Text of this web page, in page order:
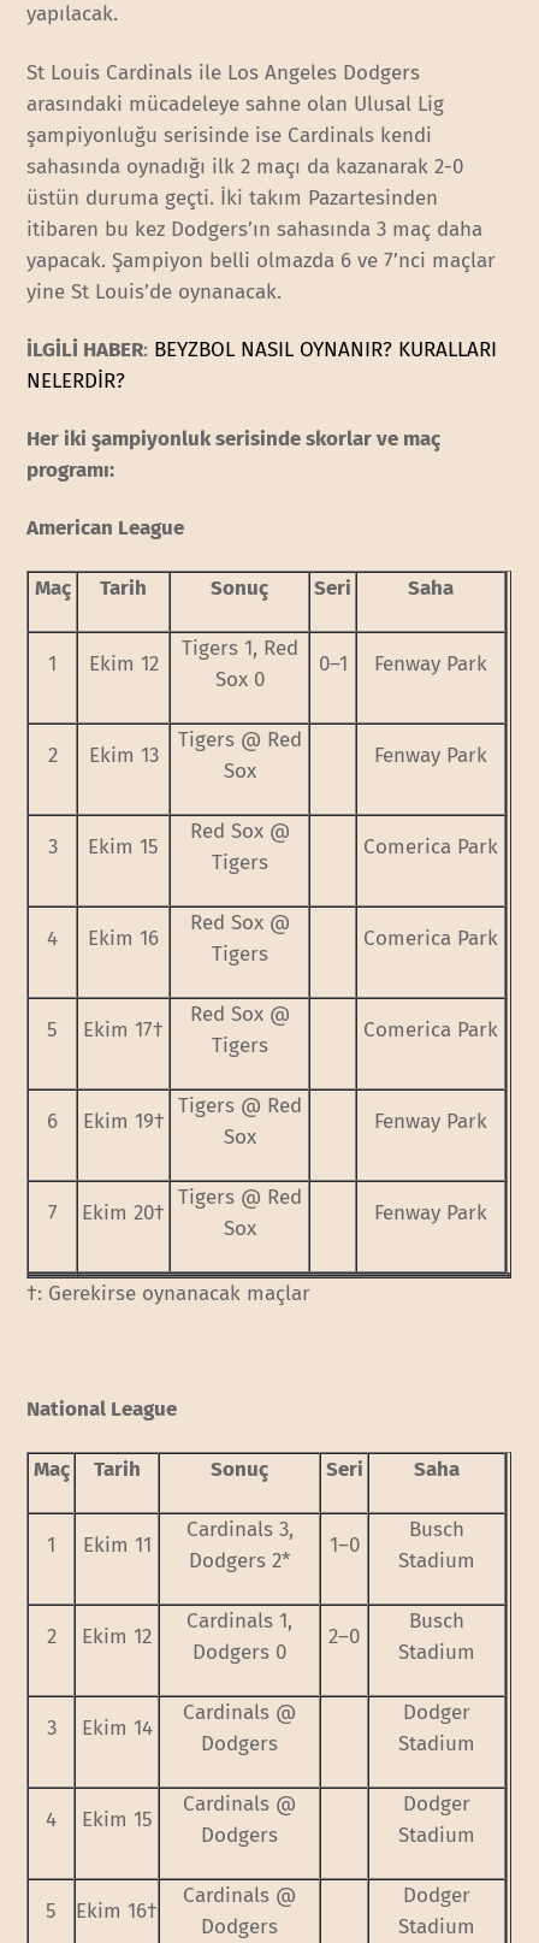
yapılacak.
St Louis Cardinals ile Los Angeles Dodgers
arasındaki mücadeleye sahne olan Ulusal Lig
şampiyonluğu serisinde ise Cardinals kendi
sahasında oynadığı ilk 2 maçı da kazanarak 2-0
üstün duruma geçti. İki takım Pazartesinden
itibaren bu kez Dodgers’ın sahasında 3 maç daha
yapacak. Şampiyon belli olmazda 6 ve 7’nci maçlar
yine St Louis’de oynanacak.
İLGİLİ HABER: BEYZBOL NASIL OYNANIR? KURALLARI
NELERDİR?
Her iki şampiyonluk serisinde skorlar ve maç
programı:
American League
Maç Tarih Sonuç Seri Saha
1 Ekim 12
Tigers 1, Red
Sox 0
0–1 Fenway Park
2 Ekim 13
Tigers @ Red
Sox
Fenway Park
3 Ekim 15
Red Sox @
Tigers
Comerica Park
4 Ekim 16
Red Sox @
Tigers
Comerica Park
5 Ekim 17†
Red Sox @
Tigers
Comerica Park
6 Ekim 19†
Tigers @ Red
Sox
Fenway Park
7 Ekim 20†
Tigers @ Red
Sox
Fenway Park
†: Gerekirse oynanacak maçlar
National League
Maç Tarih Sonuç Seri Saha
1 Ekim 11
Cardinals 3,
Dodgers 2*
1–0
Busch
Stadium
2 Ekim 12
Cardinals 1,
Dodgers 0
2–0
Busch
Stadium
3 Ekim 14
Cardinals @
Dodgers
Dodger
Stadium
4 Ekim 15
Cardinals @
Dodgers
Dodger
Stadium
5 Ekim 16†
Cardinals @
Dodgers
Dodger
Stadium